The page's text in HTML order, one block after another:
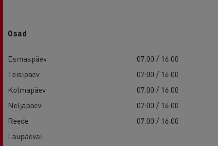
Osad
Esmaspäev
07:00 / 16:00
Teisipäev
07:00 / 16:00
Kolmapäev
07:00 / 16:00
Neljapäev
07:00 / 16:00
Reede
07:00 / 16:00
Laupäeval
-